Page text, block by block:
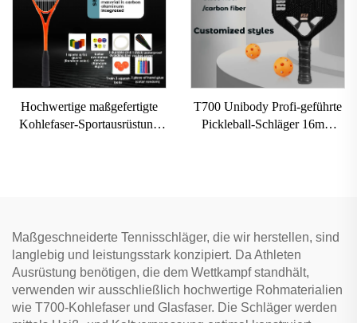
Hochwertige maßgefertigte
Kohlefaser-Sportausrüstung
T700 Unibody Profi-geführte
Pickleball-Schläger 16mm
Maßgeschneiderte Tennisschläger, die wir herstellen, sind
langlebig und leistungsstark konzipiert. Da Athleten
Ausrüstung benötigen, die dem Wettkampf standhält,
verwenden wir ausschließlich hochwertige Rohmaterialien
wie T700-Kohlefaser und Glasfaser. Die Schläger werden